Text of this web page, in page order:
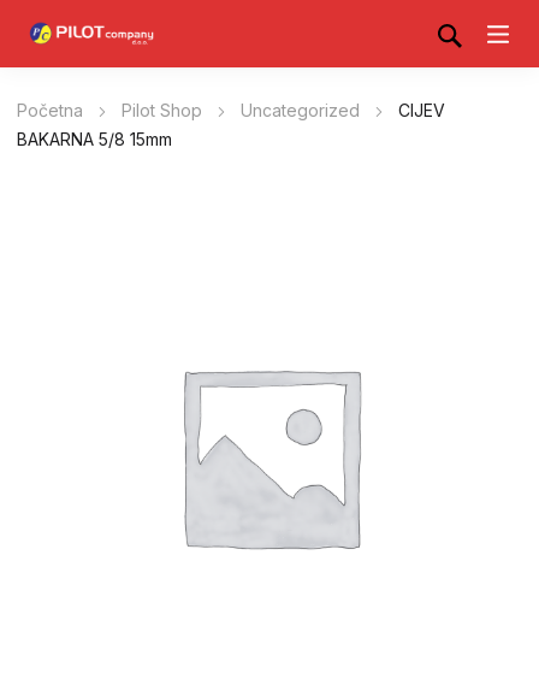
Početna Pilot Shop Uncategorized
CIJEV
BAKARNA 5/8 15mm